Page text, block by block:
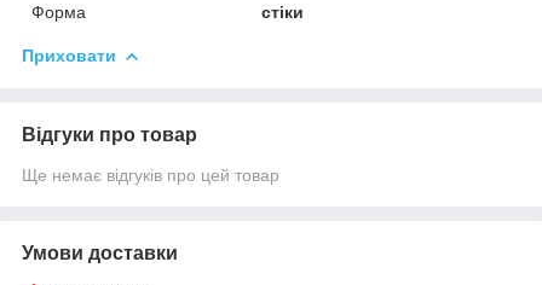
Форма
стіки
Приховати
Відгуки про товар
Ще немає відгуків про цей товар
Умови доставки